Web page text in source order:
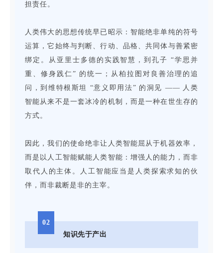
担责任。
人类伟大的思想传统早已昭示：智能绝非单纯的符号
运算，它始终与判断、行动、品格、共同体与善紧密
绑定。从亚里士多德的实践智慧，到孔子 “学思并
重、修身践仁” 的统一；从柏拉图对良善治理的追
问，到维特根斯坦 “意义即用法” 的洞见 —— 人类
智能从来不是一套冰冷的机制，而是一种在世生存的
方式。
因此，我们的使命绝非让人类智能屈从于机器效率，
而是以人工智能赋能人类智能：增强人的能力，而非
取代人的主体。人工智能应当是人类探索求知的伙
伴，而非裁断是非的主宰。
02
知识先于产出